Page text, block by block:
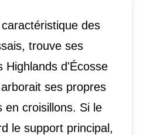
des
trouve ses
Highlands d'Écosse
ses propres
en croisillons. Si le
le support principal,